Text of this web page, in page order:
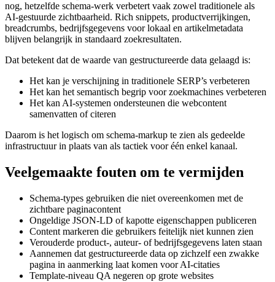
nog, hetzelfde schema‑werk verbetert vaak zowel traditionele als
AI‑gestuurde zichtbaarheid. Rich snippets, productverrijkingen,
breadcrumbs, bedrijfsgegevens voor lokaal en artikelmetadata
blijven belangrijk in standaard zoekresultaten.
Dat betekent dat de waarde van gestructureerde data gelaagd is:
Het kan je verschijning in traditionele SERP’s verbeteren
Het kan het semantisch begrip voor zoekmachines verbeteren
Het kan AI‑systemen ondersteunen die webcontent
samenvatten of citeren
Daarom is het logisch om schema‑markup te zien als gedeelde
infrastructuur in plaats van als tactiek voor één enkel kanaal.
Veelgemaakte fouten om te vermijden
Schema‑types gebruiken die niet overeenkomen met de
zichtbare paginacontent
Ongeldige JSON‑LD of kapotte eigenschappen publiceren
Content markeren die gebruikers feitelijk niet kunnen zien
Verouderde product-, auteur‑ of bedrijfsgegevens laten staan
Aannemen dat gestructureerde data op zichzelf een zwakke
pagina in aanmerking laat komen voor AI‑citaties
Template‑niveau QA negeren op grote websites